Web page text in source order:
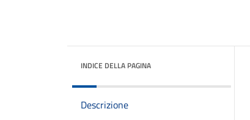
INDICE DELLA PAGINA
Descrizione